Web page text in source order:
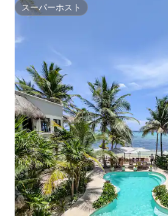
スーパーホスト
スーパーホスト